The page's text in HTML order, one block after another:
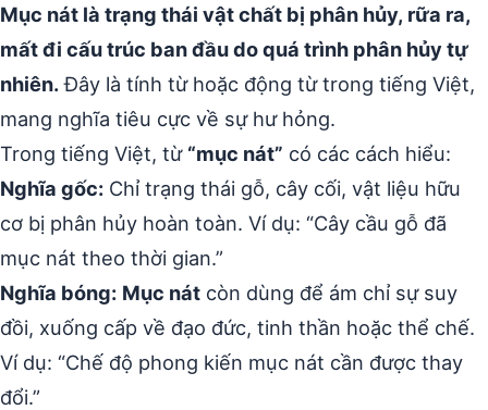
Mục nát là trạng thái vật chất bị phân hủy, rữa ra,
mất đi cấu trúc ban đầu do quá trình phân hủy tự
nhiên.Đây là tính từ hoặc động từ trong tiếng Việt,
mang nghĩa tiêu cực về sự hư hỏng.
Trong tiếng Việt, từ “mục nát” có các cách hiểu:
Nghĩa gốc: Chỉ trạng thái gỗ, cây cối, vật liệu hữu
cơ bị phân hủy hoàn toàn. Ví dụ: “Cây cầu gỗ đã
mục nát theo thời gian.”
Nghĩa bóng: Mục nát còn dùng để ám chỉ sự suy
đồi, xuống cấp về đạo đức, tinh thần hoặc thể chế.
Ví dụ: “Chế độ phong kiến mục nát cần được thay
đổi.”